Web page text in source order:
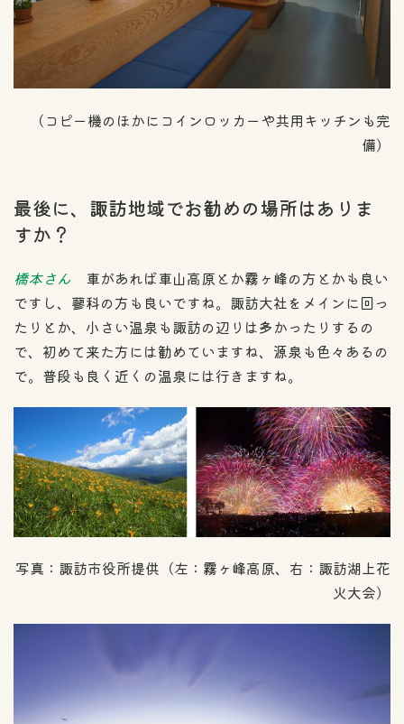
（コピー機のほかにコインロッカーや共用キッチンも完
備）
最後に、諏訪地域でお勧めの場所はありま
すか？
橋本さん 車があれば車山高原とか霧ヶ峰の方とかも良い
ですし、蓼科の方も良いですね。諏訪大社をメインに回っ
たりとか、小さい温泉も諏訪の辺りは多かったりするの
で、初めて来た方には勧めていますね、源泉も色々あるの
で。普段も良く近くの温泉には行きますね。
写真：諏訪市役所提供（左：霧ヶ峰高原、右：諏訪湖上花
火大会）